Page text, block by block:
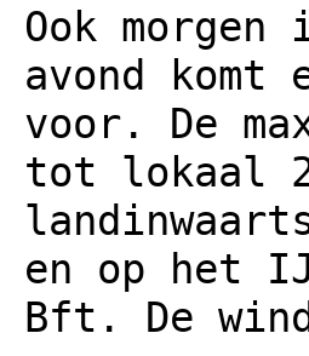
Ook
avond
voor. De
tot lokaal
en op het
Bft. De